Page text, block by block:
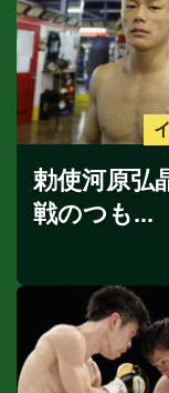
勅使河原弘
戦のつも...